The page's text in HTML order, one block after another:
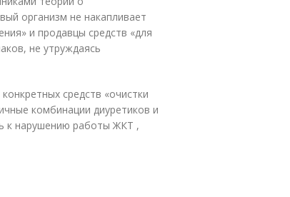
организм не накапливает
и продавцы средств «для
не утруждаясь
средств «очистки
комбинации диуретиков и
к нарушению работы ЖКТ ,